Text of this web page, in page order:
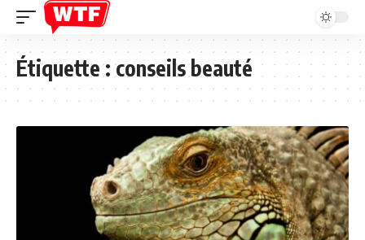
Étiquette :conseils beauté